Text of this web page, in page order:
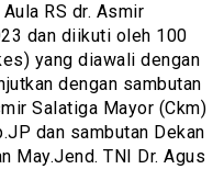
RS dr. Asmir
dan diikuti oleh 100
yang diawali dengan
dengan sambutan
Salatiga Mayor (Ckm)
dan sambutan Dekan
May.Jend. TNI Dr. Agus